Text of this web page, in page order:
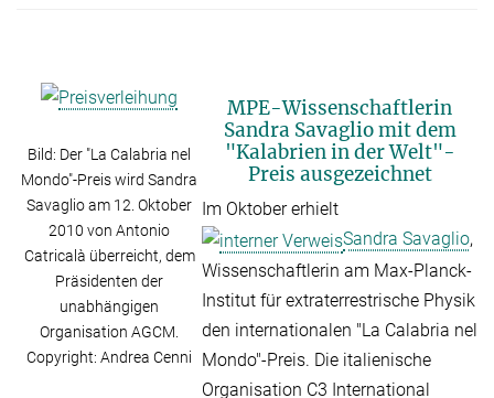
Bild: Der "La Calabria nel
Mondo"-Preis wird Sandra
Savaglio am 12. Oktober
2010 von Antonio
Catricalà überreicht, dem
Präsidenten der
unabhängigen
Organisation AGCM.
Copyright: Andrea Cenni
MPE-Wissenschaftlerin
Sandra Savaglio mit dem
"Kalabrien in der Welt"-
Preis ausgezeichnet
Im Oktober erhielt
Sandra Savaglio,
Wissenschaftlerin am Max-Planck-
Institut für extraterrestrische Physik
den internationalen "La Calabria nel
Mondo"-Preis. Die italienische
Organisation C3 International